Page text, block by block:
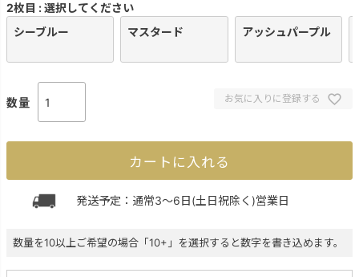
2枚目
選択してください
シーブルー
マスタード アッシュパープル
お気に入りに登録する
カートに入れる
発送予定：通常3～6日(土日祝除く)営業日
数量を10以上ご希望の場合「10+」を選択すると数字を書き込めます。